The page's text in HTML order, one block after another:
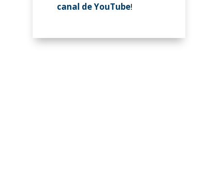
canal de YouTube!